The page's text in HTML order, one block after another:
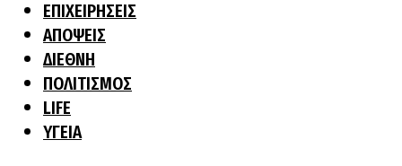
ΕΠΙΧΕΙΡΗΣΕΙΣ
ΑΠΟΨΕΙΣ
ΔΙΕΘΝΗ
ΠΟΛΙΤΙΣΜΟΣ
LIFE
ΥΓΕΙΑ